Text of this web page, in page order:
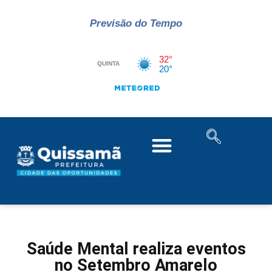
Previsão do Tempo
Saúde Mental realiza eventos
no Setembro Amarelo